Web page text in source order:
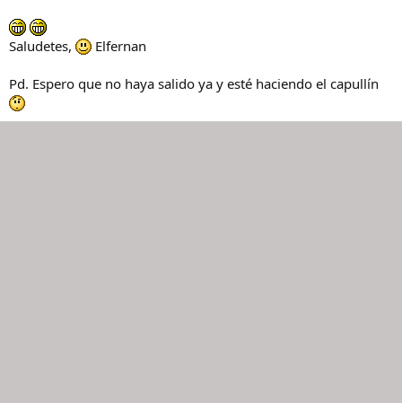
Saludetes, Elfernan
Pd. Espero que no haya salido ya y esté haciendo el capullín